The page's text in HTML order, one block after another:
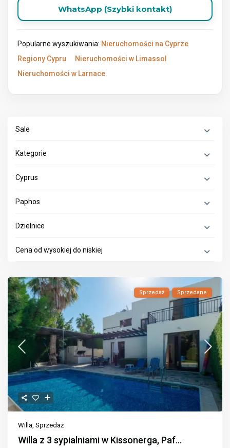
WhatsApp (Szybki kontakt)
Popularne wyszukiwania: Nieruchomości na Cyprze
Regiony Cypru
Nieruchomości w Limassol
Nieruchomości w Larnace
Sale
Kategorie
Cyprus
Paphos
Dzielnice
Cena od wysokiej do niskiej
Sprzedaż Sprzedane
Willa,Sprzedaż
Willa z 3 sypialniami w Kissonerga, Paf...